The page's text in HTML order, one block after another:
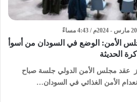
الأمن: الوضع في السودان من أسوأ
الحديثة
عقد مجلس الأمن الدولي جلسة صباح
الأمن الغذائي في السودان…